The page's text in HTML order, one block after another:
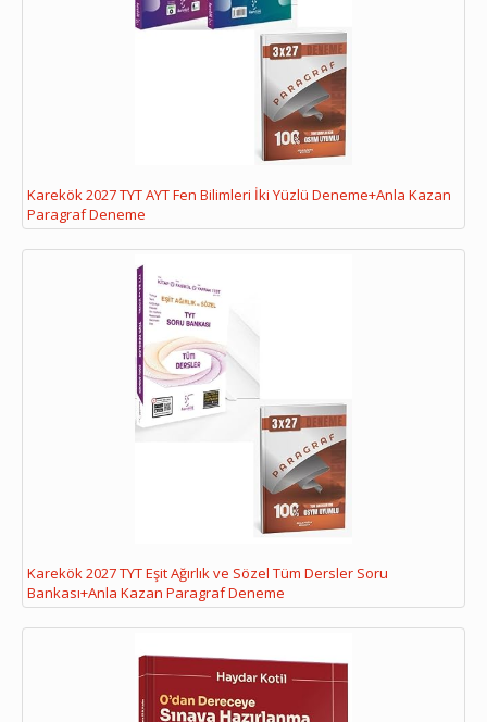
Karekök 2027 TYT AYT Fen Bilimleri İki Yüzlü Deneme+Anla Kazan
Paragraf Deneme
Karekök 2027 TYT Eşit Ağırlık ve Sözel Tüm Dersler Soru
Bankası+Anla Kazan Paragraf Deneme